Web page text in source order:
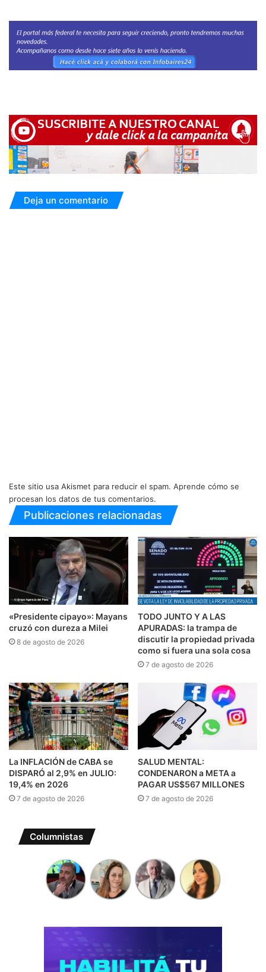
Deja un comentario
Este sitio usa Akismet para reducir el spam. Aprende cómo se
procesan los datos de tus comentarios.
Publicaciones relacionadas
«Presidente cipayo»: Mayans
cruzó con dureza a Milei
8 de agosto de 2026
TODO JUNTO Y A LAS
APURADAS: la trampa de
discutir la propiedad privada
como si fuera una sola cosa
7 de agosto de 2026
La INFLACIÓN de CABA se
DISPARÓ al 2,9% en JULIO:
19,4% en 2026
7 de agosto de 2026
SALUD MENTAL:
CONDENARON a META a
PAGAR US$567 MILLONES
7 de agosto de 2026
Columnistas